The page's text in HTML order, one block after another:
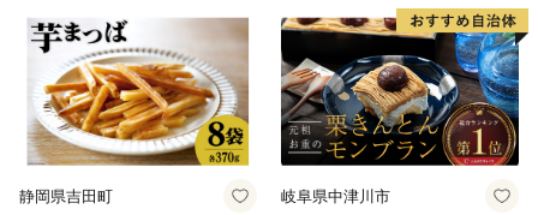
誕生日 カップ 詰め合わせ バ
ラエティ | バニラ チョコレー
ト ストロベリー ピスタチオ
バニラ＆クッキー ウベ 沖縄
紅イモ 塩ちんすこう 沖縄シ
ークヮーサー 沖縄黒糖 琉球
ロイヤルミルクティ 沖縄パ
イン
道産アイス 道産アイスクリ
ーム ギフト 詰合せ 詰め合わ
せ ふるさと納税 ）
静岡県吉田町 岐阜県中津川市